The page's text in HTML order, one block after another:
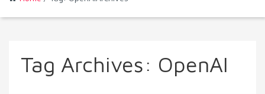
Tag Archives: OpenAI